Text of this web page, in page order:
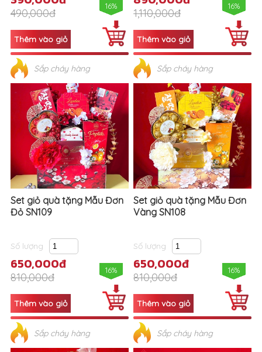
490,000đ
16%
Sắp cháy hàng
1,110,000đ
16%
Sắp cháy hàng
Set giỏ quà tặng Mẫu Đơn
Đỏ SN109
Số lượng
650,000đ
810,000đ
16%
Sắp cháy hàng
Set giỏ quà tặng Mẫu Đơn
Vàng SN108
Số lượng
650,000đ
810,000đ
16%
Sắp cháy hàng